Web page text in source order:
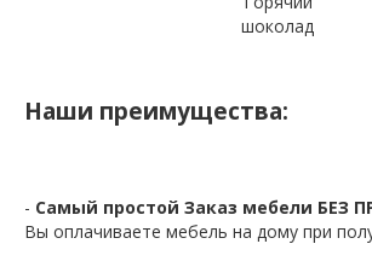
шоколад
Наши преимущества:
- Самый простой Заказ мебели БЕЗ
Вы оплачиваете мебель на дому при